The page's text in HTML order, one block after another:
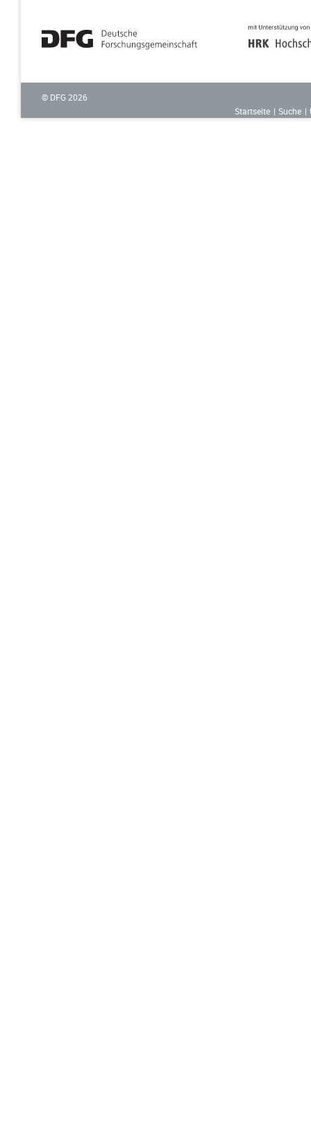
© DFG 2026
Startseite
Suche